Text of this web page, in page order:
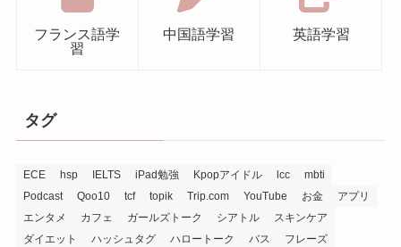
フランス語学
習
中国語学習 英語学習
タグ
ECE hsp IELTS iPad勉強 Kpopアイドル lcc
mbti
Podcast
Qoo10 tcf topik Trip.com YouTube お金
アプリ
エンタメ
カフェ ガールズトーク シアトル
スキンケア
ダイエット
ハッシュタグ ハロートーク バス
フレーズ